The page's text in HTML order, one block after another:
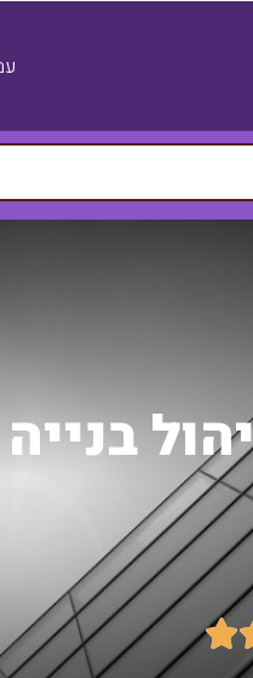
בנייה
